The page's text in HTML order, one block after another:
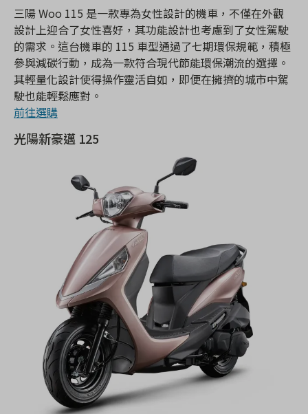
三陽 Woo 115 是一款專為女性設計的機車，不僅在外觀
設計上迎合了女性喜好，其功能設計也考慮到了女性駕駛
的需求。這台機車的 115 車型通過了七期環保規範，積極
參與減碳行動，成為一款符合現代節能環保潮流的選擇。
其輕量化設計使得操作靈活自如，即便在擁擠的城市中駕
駛也能輕鬆應對。
前往選購
光陽新豪邁 125